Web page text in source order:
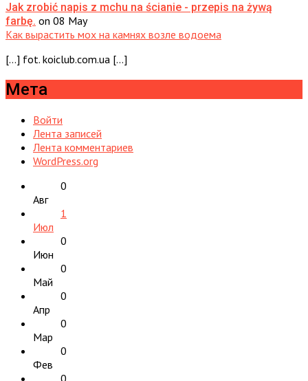
Jak zrobić napis z mchu na ścianie - przepis na żywą
farbę. on 08 May
Как вырастить мох на камнях возле водоема
[…] fot. koiclub.com.ua […]
Мета
Войти
Лента записей
Лента комментариев
WordPress.org
0
Авг
1
Июл
0
Июн
0
Май
0
Апр
0
Мар
0
Фев
0